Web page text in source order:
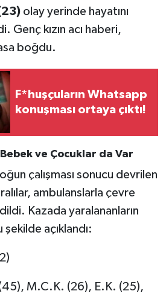
olay yerinde hayatını
Genç kızın acı haberi,
boğdu.
F*huşçuların Whatsapp
konuşması ortaya çıktı!
ve Çocuklar da Var
çalışması sonucu devrilen
ambulanslarla çevre
Kazada yaralananların
şekilde açıklandı:
M.C.K. (26), E.K. (25),